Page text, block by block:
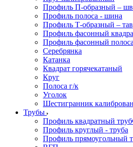
Профиль П-образный –
Профиль полоса - шина
Профиль Т-образный –
Профиль фасонный
Профиль фасонный полоса
Серебрянка
Катанка
Квадрат горячекатаный
Круг
Полоса г/к
Уголок
Шестигранник
Трубы
Профиль квадратный
Профиль круглый - труба
Профиль прямоугольный